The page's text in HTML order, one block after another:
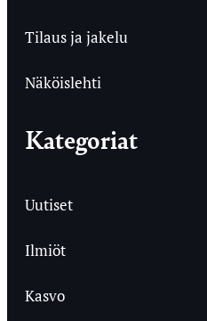
Tilaus ja jakelu
Näköislehti
Kategoriat
Uutiset
Ilmiöt
Kasvo